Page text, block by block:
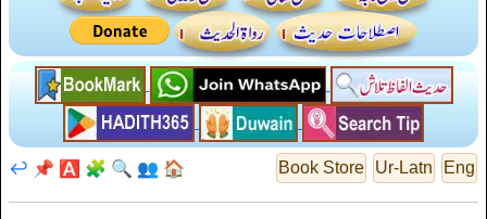
Eng
Ur-Latn
Book Store
🏠
👥
🔍
🧩
🅰️
📌
↩️